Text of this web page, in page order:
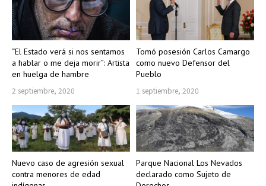
“El Estado verá si nos sentamos
a hablar o me deja morir”: Artista
en huelga de hambre
2 septiembre, 2020
Tomó posesión Carlos Camargo
como nuevo Defensor del
Pueblo
1 septiembre, 2020
Nuevo caso de agresión sexual
contra menores de edad
Parque Nacional Los Nevados
declarado como Sujeto de